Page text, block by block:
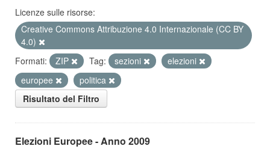
Licenze sulle risorse:
Creative Commons Attribuzione 4.0 Internazionale (CC BY
4.0)
Formati:
ZIP Tag: sezioni
elezioni
europee
politica
Risultato del Filtro
Elezioni Europee - Anno 2009